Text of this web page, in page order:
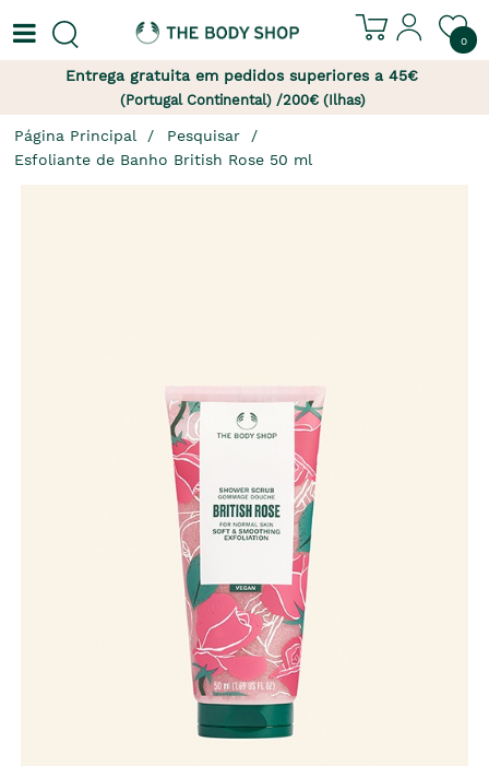
0
Entrega gratuita em pedidos superiores a 45€
(Portugal Continental) /200€ (Ilhas)
Página Principal
Pesquisar
Esfoliante de Banho British Rose 50 ml